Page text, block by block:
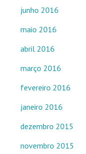
junho 2016
maio 2016
abril 2016
março 2016
fevereiro 2016
janeiro 2016
dezembro 2015
novembro 2015